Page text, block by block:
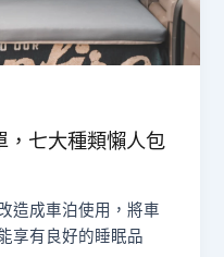
七大種類懶人包
造成車泊使用，將車
享有良好的睡眠品